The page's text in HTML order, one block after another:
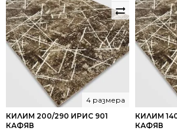
521.52 €
/
1,020.00
лв..
313.00 €
/
612.17
лв..
КИЛИМ 200/290 ИРИС 901
КАФЯВ
4 размера
КИЛИМ
КАФЯВ